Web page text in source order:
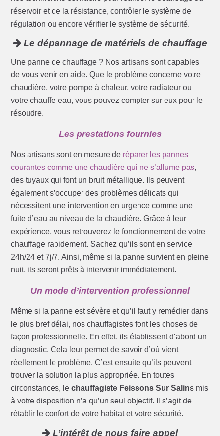
réservoir et de la résistance, contrôler le système de
régulation ou encore vérifier le système de sécurité.
Le dépannage de matériels de chauffage
Une panne de chauffage ? Nos artisans sont capables
de vous venir en aide. Que le problème concerne votre
chaudière, votre pompe à chaleur, votre radiateur ou
votre chauffe-eau, vous pouvez compter sur eux pour le
résoudre.
Les prestations fournies
Nos artisans sont en mesure de réparer les pannes
courantes comme une chaudière qui ne s’allume pas,
des tuyaux qui font un bruit métallique. Ils peuvent
également s’occuper des problèmes délicats qui
nécessitent une intervention en urgence comme une
fuite d’eau au niveau de la chaudière. Grâce à leur
expérience, vous retrouverez le fonctionnement de votre
chauffage rapidement. Sachez qu’ils sont en service
24h/24 et 7j/7. Ainsi, même si la panne survient en pleine
nuit, ils seront prêts à intervenir immédiatement.
Un mode d’intervention professionnel
Même si la panne est sévère et qu’il faut y remédier dans
le plus bref délai, nos chauffagistes font les choses de
façon professionnelle. En effet, ils établissent d’abord un
diagnostic. Cela leur permet de savoir d’où vient
réellement le problème. C’est ensuite qu’ils peuvent
trouver la solution la plus appropriée. En toutes
circonstances, lechauffagiste Feissons Sur Salins mis
à votre disposition n’a qu’un seul objectif. Il s’agit de
rétablir le confort de votre habitat et votre sécurité.
L’intérêt de nous faire appel